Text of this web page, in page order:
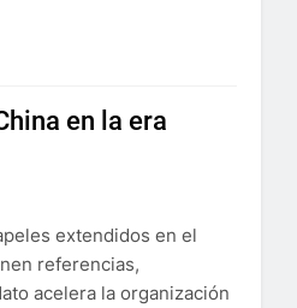
en la era
extendidos en el
referencias,
acelera la organización